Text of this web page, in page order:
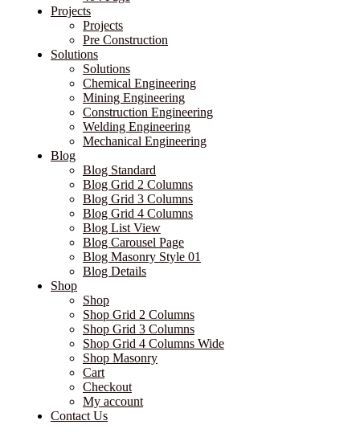
Projects
Projects
Pre Construction
Solutions
Solutions
Chemical Engineering
Mining Engineering
Construction Engineering
Welding Engineering
Mechanical Engineering
Blog
Blog Standard
Blog Grid 2 Columns
Blog Grid 3 Columns
Blog Grid 4 Columns
Blog List View
Blog Carousel Page
Blog Masonry Style 01
Blog Details
Shop
Shop
Shop Grid 2 Columns
Shop Grid 3 Columns
Shop Grid 4 Columns Wide
Shop Masonry
Cart
Checkout
My account
Contact Us